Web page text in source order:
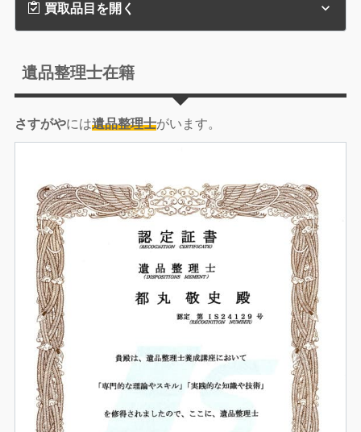
買取品目を開く
遺品整理士在籍
さすがやには遺品整理士がいます。